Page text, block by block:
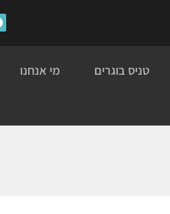
טניס בוגרים מי אנחנו